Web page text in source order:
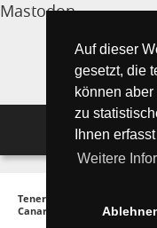
Auf dieser
gesetzt, die
können
zu
Ihnen
Weitere
Mastodon
Teneriffa Inselmagazin
Canaria
Gran Canaria